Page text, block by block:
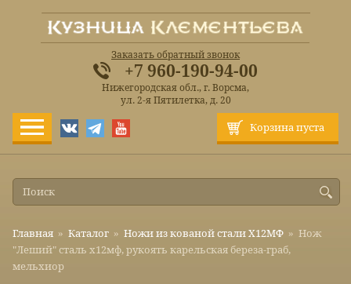
Корзина пуста
Заказать обратный звонок
+7 960-190-94-00
Нижегородская обл., г. Ворсма,
ул. 2-я Пятилетка, д. 20
Главная » Каталог » Ножи из кованой стали Х12МФ » Нож
"Леший" сталь х12мф, рукоять карельская береза-граб,
мельхиор